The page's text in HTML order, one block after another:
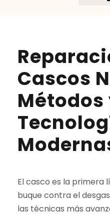
Cascos
Métodos
El casco es la primera
buque contra el
las técnicas más